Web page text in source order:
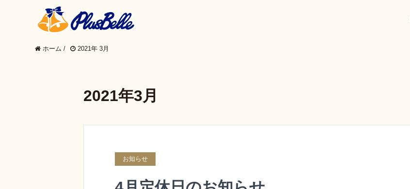
ホーム / 2021年 3月
2021年3月
お知らせ